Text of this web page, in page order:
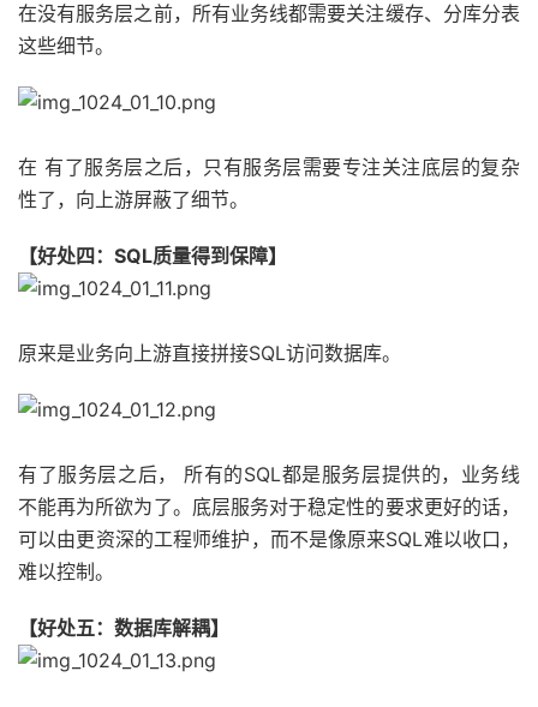
在没有服务层之前，所有业务线都需要关注缓存、分库分表
这些细节。
在 有了服务层之后，只有服务层需要专注关注底层的复杂
性了，向上游屏蔽了细节。
【好处四：SQL质量得到保障】
原来是业务向上游直接拼接SQL访问数据库。
有了服务层之后， 所有的SQL都是服务层提供的，业务线
不能再为所欲为了。底层服务对于稳定性的要求更好的话，
可以由更资深的工程师维护，而不是像原来SQL难以收口，
难以控制。
【好处五：数据库解耦】